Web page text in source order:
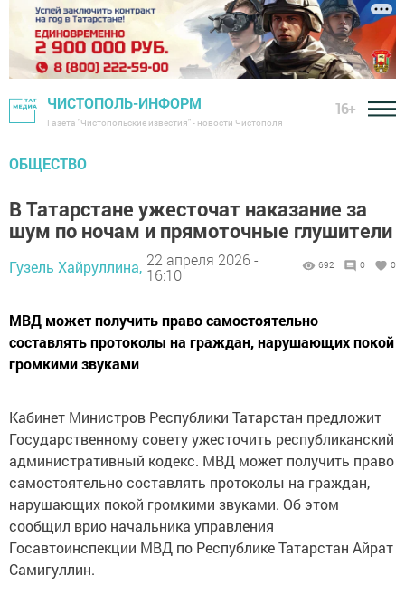
ЧИСТОПОЛЬ-ИНФОРМ
Газета "Чистопольские известия" - новости Чистополя
16+
ОБЩЕСТВО
В Татарстане ужесточат наказание за
шум по ночам и прямоточные глушители
Гузель Хайруллина, 22 апреля 2026 -
16:10
692 0 0
МВД может получить право самостоятельно
составлять протоколы на граждан, нарушающих покой
громкими звуками
Кабинет Министров Республики Татарстан предложит
Государственному совету ужесточить республиканский
административный кодекс. МВД может получить право
самостоятельно составлять протоколы на граждан,
нарушающих покой громкими звуками. Об этом
сообщил врио начальника управления
Госавтоинспекции МВД по Республике Татарстан Айрат
Самигуллин.